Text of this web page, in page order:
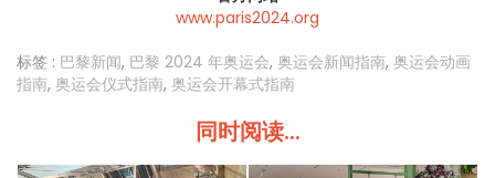
www.paris2024.org
标签 : 巴黎新闻, 巴黎 2024 年奥运会, 奥运会新闻指南, 奥运会动画
指南, 奥运会仪式指南, 奥运会开幕式指南
同时阅读...